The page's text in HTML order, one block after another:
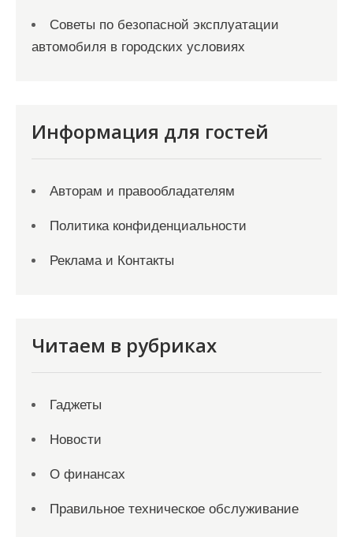
Советы по безопасной эксплуатации
автомобиля в городских условиях
Информация для гостей
Авторам и правообладателям
Политика конфиденциальности
Реклама и Контакты
Читаем в рубриках
Гаджеты
Новости
О финансах
Правильное техническое обслуживание